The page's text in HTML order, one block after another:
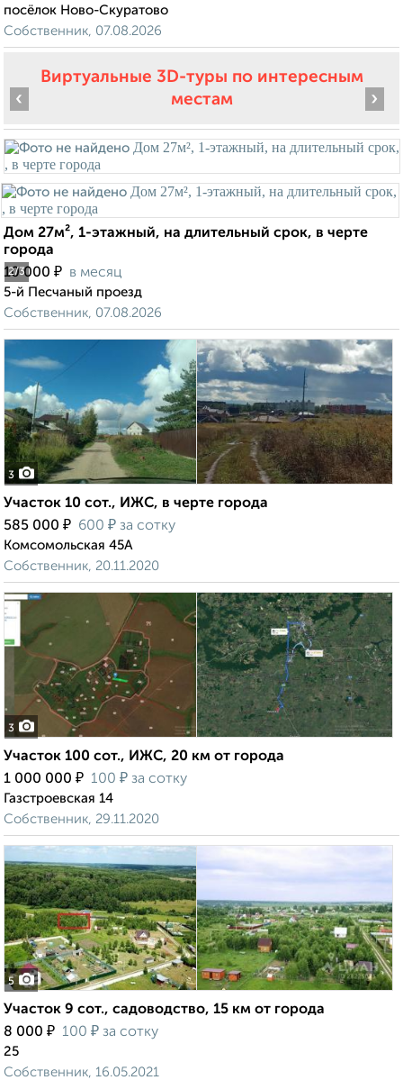
посёлок Ново-Скуратово
Собственник, 07.08.2026
Виртуальные 3D-туры по интересным
местам
2/3
‹ ›
Дом 27м², 1-этажный, на длительный срок, в черте
города
10 000 ₽ в месяц
5-й Песчаный проезд
Собственник, 07.08.2026
3
Участок 10 сот., ИЖС, в черте города
585 000 ₽ 600 ₽ за сотку
Комсомольская 45А
Собственник, 20.11.2020
3
Участок 100 сот., ИЖС, 20 км от города
1 000 000 ₽ 100 ₽ за сотку
Газстроевская 14
Собственник, 29.11.2020
5
Участок 9 сот., садоводство, 15 км от города
8 000 ₽ 100 ₽ за сотку
25
Собственник, 16.05.2021